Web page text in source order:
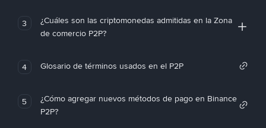
3
¿Cuáles son las criptomonedas admitidas en la Zona
de comercio P2P?
4 Glosario de términos usados en el P2P
5
¿Cómo agregar nuevos métodos de pago en Binance
P2P?